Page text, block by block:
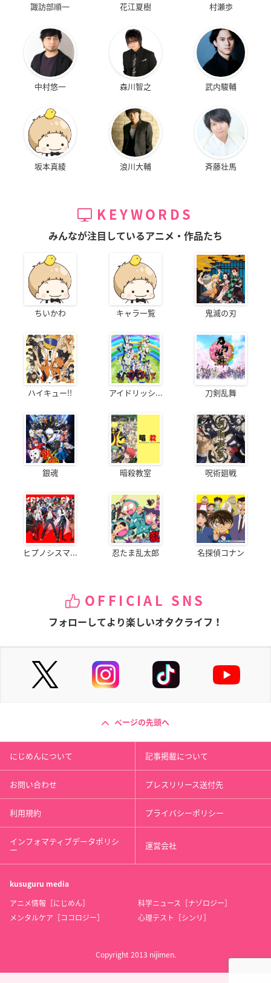
諏訪部順一 花江夏樹 村瀬歩
中村悠一 森川智之 武内駿輔
坂本真綾 浪川大輔 斉藤壮馬
KEYWORDS
みんなが注目しているアニメ・作品たち
ちいかわ キャラ一覧 鬼滅の刃
ハイキュー!! アイドリッシ... 刀剣乱舞
銀魂 暗殺教室 呪術廻戦
ヒプノシスマ... 忍たま乱太郎 名探偵コナン
OFFICIAL SNS
フォローしてより楽しいオタクライフ！
ページの先頭へ
にじめんについて 記事掲載について
お問い合わせ プレスリリース送付先
利用規約 プライバシーポリシー
インフォマティブデータポリシ
ー 運営会社
kusuguru media
アニメ情報［にじめん］
科学ニュース［ナゾロジー］
メンタルケア［ココロジー］
心理テスト［シンリ］
Copyright 2013 nijimen.